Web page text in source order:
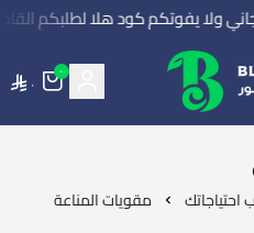
ولا يفوتكم كود هلا لطلبكم
٠
٠
مقويات المناعة